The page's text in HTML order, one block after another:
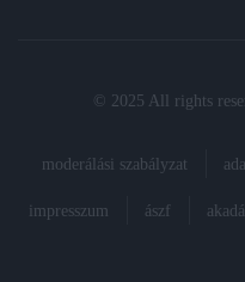
© 2025 All rights
moderálási szabályzat
impresszum ászf